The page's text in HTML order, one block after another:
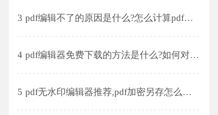
3 pdf编辑不了的原因是什么?怎么计算pdf图形面积?
4 pdf编辑器免费下载的方法是什么?如何对pdf文档进行压缩?
5 pdf无水印编辑器推荐,pdf加密另存怎么操作?